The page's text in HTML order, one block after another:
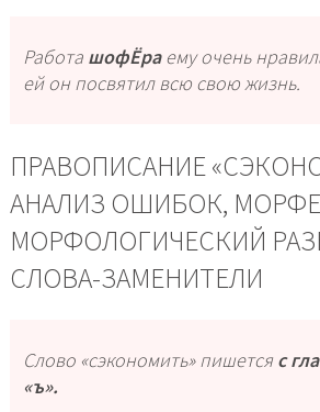
Работа шофЁраему очень
ей он посвятил всю свою жизнь.
ПРАВОПИСАНИЕ
АНАЛИЗ ОШИБОК,
МОРФОЛОГИЧЕСКИЙ
СЛОВА-ЗАМЕНИТЕЛИ
Слово «сэкономить» пишетсяс
«ъ».